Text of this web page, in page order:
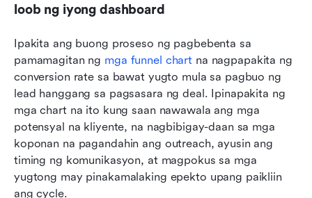
loob ng iyong dashboard
Ipakita ang buong proseso ng pagbebenta sa
pamamagitan ng mga funnel chart na nagpapakita ng
conversion rate sa bawat yugto mula sa pagbuo ng
lead hanggang sa pagsasara ng deal. Ipinapakita ng
mga chart na ito kung saan nawawala ang mga
potensyal na kliyente, na nagbibigay-daan sa mga
koponan na pagandahin ang outreach, ayusin ang
timing ng komunikasyon, at magpokus sa mga
yugtong may pinakamalaking epekto upang paikliin
ang cycle.